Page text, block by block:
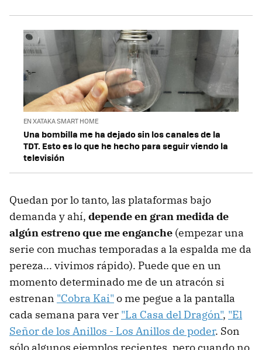
EN XATAKA SMART HOME
Una bombilla me ha dejado sin los canales de la
TDT. Esto es lo que he hecho para seguir viendo la
televisión
Quedan por lo tanto, las plataformas bajo
demanda y ahí, depende en gran medida de
algún estreno que me enganche (empezar una
serie con muchas temporadas a la espalda me da
pereza... vivimos rápido). Puede que en un
momento determinado me de un atracón si
estrenan "Cobra Kai" o me pegue a la pantalla
cada semana para ver "La Casa del Dragón", "El
Señor de los Anillos - Los Anillos de poder. Son